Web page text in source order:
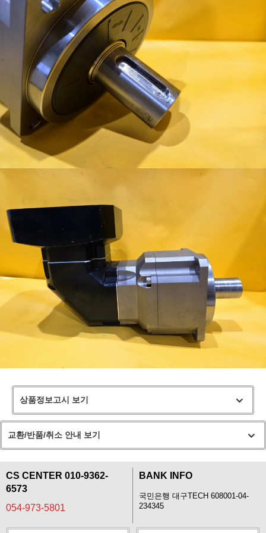
상품정보고시 보기
교환/반품/취소 안내 보기
CS CENTER 010-9362-
6573
054-973-5801
BANK INFO
국민은행 대구TECH 608001-04-
234345